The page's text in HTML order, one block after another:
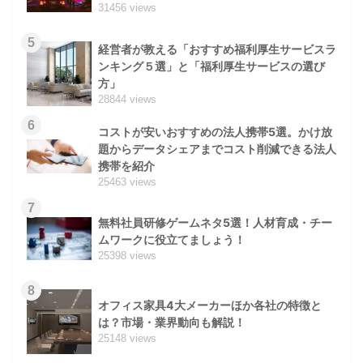
31456 views
5
経営者が教える「おすすめ福利厚生サービスラ
ンキング５選」と「福利厚生サービスの選び
方」
28844 views
6
コストが安いおすすめの法人携帯5選。かけ放
題からデータシェアまでコスト削減できる法人
携帯を紹介
25463 views
7
無料社員研修ゲームネタ5選！人材育成・チー
ムワークに役立てましょう！
25398 views
8
オフィス家具4大メーカーほか各社の特徴と
は？市場・業界動向も解説！
25148 views